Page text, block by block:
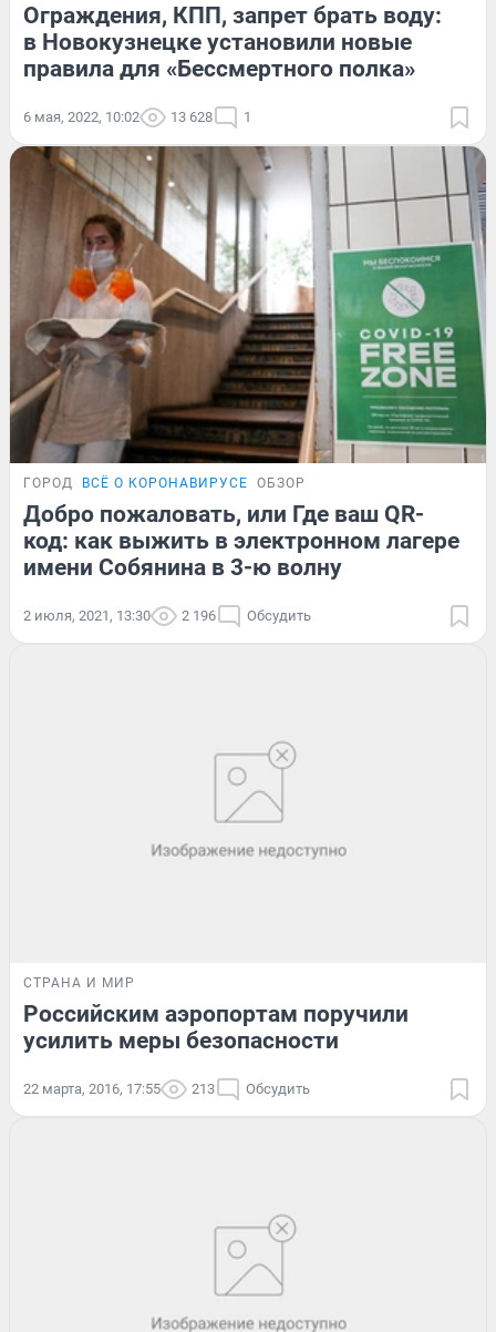
Ограждения, КПП, запрет брать воду:
в Новокузнецке установили новые
правила для «Бессмертного полка»
6 мая, 2022, 10:02 13 628 1
ГОРОД ВСЁ О КОРОНАВИРУСЕ ОБЗОР
Добро пожаловать, или Где ваш QR-
код: как выжить в электронном лагере
имени Собянина в 3-ю волну
2 июля, 2021, 13:30 2 196 Обсудить
СТРАНА И МИР
Российским аэропортам поручили
усилить меры безопасности
22 марта, 2016, 17:55 213 Обсудить